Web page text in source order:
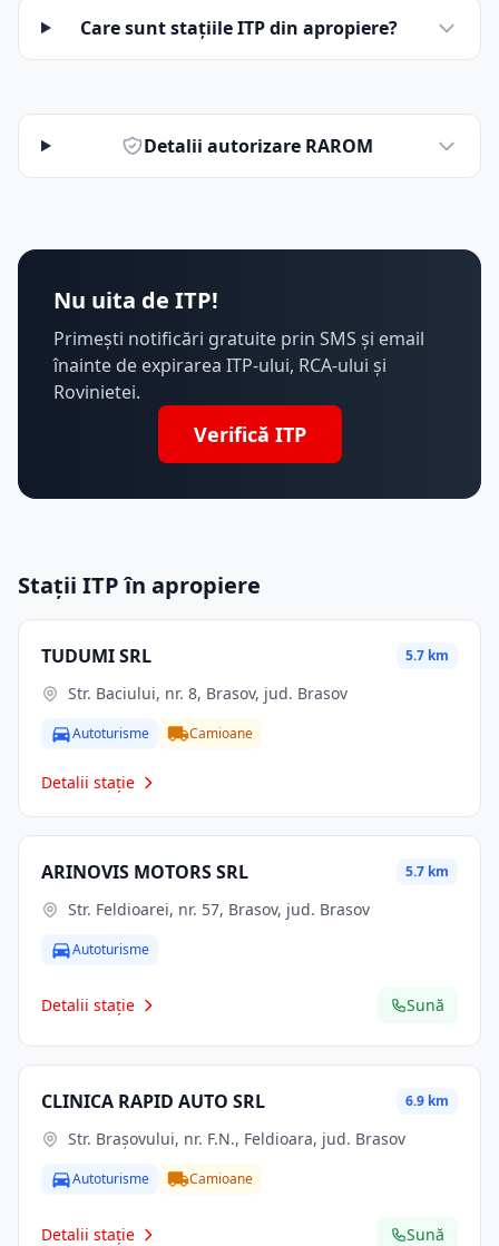
Care sunt stațiile ITP din apropiere?
Detalii autorizare RAROM
Nu uita de ITP!
Primești notificări gratuite prin SMS și email
înainte de expirarea ITP-ului, RCA-ului și
Rovinietei.
Verifică ITP
Stații ITP în apropiere
TUDUMI SRL 5.7 km
Str. Baciului, nr. 8, Brasov, jud. Brasov
Autoturisme Camioane
Detalii stație
ARINOVIS MOTORS SRL 5.7 km
Str. Feldioarei, nr. 57, Brasov, jud. Brasov
Autoturisme
Detalii stație Sună
CLINICA RAPID AUTO SRL 6.9 km
Str. Braşovului, nr. F.N., Feldioara, jud. Brasov
Autoturisme Camioane
Detalii stație Sună